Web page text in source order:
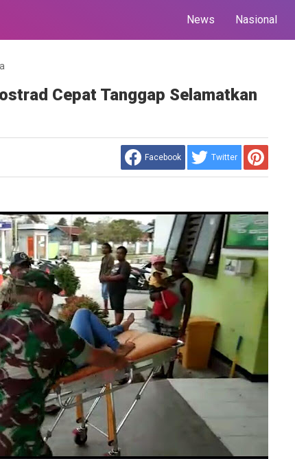
News Nasional
Cepat Tanggap Selamatkan
Facebook Twitter